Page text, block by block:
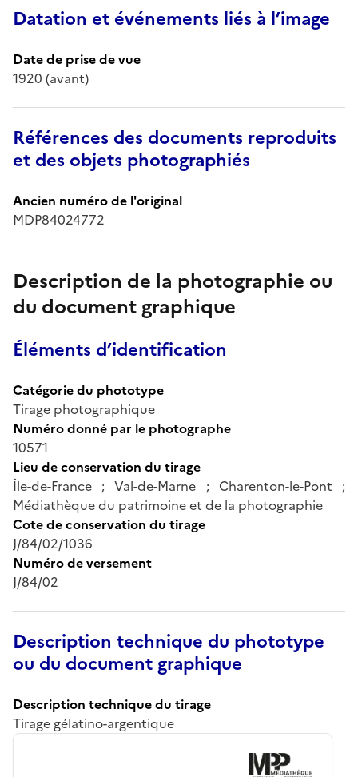
Datation et événements liés à l’image
Date de prise de vue
1920 (avant)
Références des documents reproduits
et des objets photographiés
Ancien numéro de l'original
MDP84024772
Description de la photographie ou
du document graphique
Éléments d’identification
Catégorie du phototype
Tirage photographique
Numéro donné par le photographe
10571
Lieu de conservation du tirage
Île-de-France ; Val-de-Marne ; Charenton-le-Pont ;
Médiathèque du patrimoine et de la photographie
Cote de conservation du tirage
J/84/02/1036
Numéro de versement
J/84/02
Description technique du phototype
ou du document graphique
Description technique du tirage
Tirage gélatino-argentique